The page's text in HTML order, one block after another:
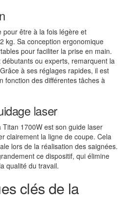
pour être à la fois légère et
kg. Sa conception ergonomique
pour faciliter la prise en main.
débutants ou experts, remarquent la
à ses réglages rapides, il est
fonction des différentes tâches à
laser
1700W est son guide laser
clairement la ligne de coupe. Cela
lors de la réalisation des saignées.
ce dispositif, qui élimine
qualité du travail.
clés de la